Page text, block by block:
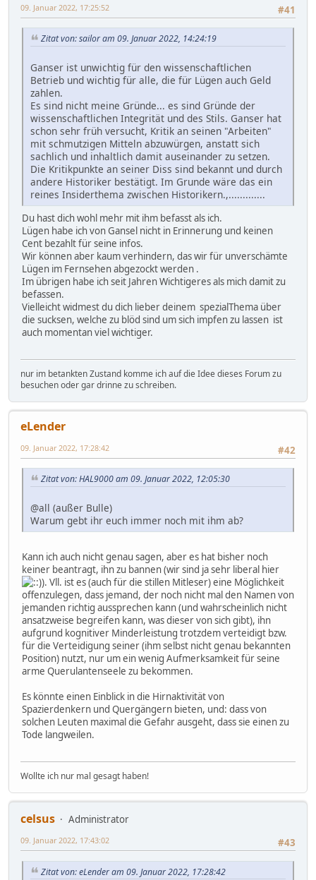
#41
09. Januar 2022, 17:25:52
Zitat von: sailor am 09. Januar 2022, 14:24:19
Ganser ist unwichtig für den wissenschaftlichen
Betrieb und wichtig für alle, die für Lügen auch Geld
zahlen.
Es sind nicht meine Gründe... es sind Gründe der
wissenschaftlichen Integrität und des Stils. Ganser hat
schon sehr früh versucht, Kritik an seinen "Arbeiten"
mit schmutzigen Mitteln abzuwürgen, anstatt sich
sachlich und inhaltlich damit auseinander zu setzen.
Die Kritikpunkte an seiner Diss sind bekannt und durch
andere Historiker bestätigt. Im Grunde wäre das ein
reines Insiderthema zwischen Historikern.,.............
Du hast dich wohl mehr mit ihm befasst als ich.
Lügen habe ich von Gansel nicht in Erinnerung und keinen
Cent bezahlt für seine infos.
Wir können aber kaum verhindern, das wir für unverschämte
Lügen im Fernsehen abgezockt werden .
Im übrigen habe ich seit Jahren Wichtigeres als mich damit zu
befassen.
Vielleicht widmest du dich lieber deinem spezialThema über
die sucksen, welche zu blöd sind um sich impfen zu lassen ist
auch momentan viel wichtiger.
nur im betankten Zustand komme ich auf die Idee dieses Forum zu
besuchen oder gar drinne zu schreiben.
eLender
#42
09. Januar 2022, 17:28:42
Zitat von: HAL9000 am 09. Januar 2022, 12:05:30
@all (außer Bulle)
Warum gebt ihr euch immer noch mit ihm ab?
Kann ich auch nicht genau sagen, aber es hat bisher noch
keiner beantragt, ihn zu bannen (wir sind ja sehr liberal hier
). Vll. ist es (auch für die stillen Mitleser) eine Möglichkeit
offenzulegen, dass jemand, der noch nicht mal den Namen von
jemanden richtig aussprechen kann (und wahrscheinlich nicht
ansatzweise begreifen kann, was dieser von sich gibt), ihn
aufgrund kognitiver Minderleistung trotzdem verteidigt bzw.
für die Verteidigung seiner (ihm selbst nicht genau bekannten
Position) nutzt, nur um ein wenig Aufmerksamkeit für seine
arme Querulantenseele zu bekommen.
Es könnte einen Einblick in die Hirnaktivität von
Spazierdenkern und Quergängern bieten, und: dass von
solchen Leuten maximal die Gefahr ausgeht, dass sie einen zu
Tode langweilen.
Wollte ich nur mal gesagt haben!
celsus
Administrator
#43
09. Januar 2022, 17:43:02
Zitat von: eLender am 09. Januar 2022, 17:28:42